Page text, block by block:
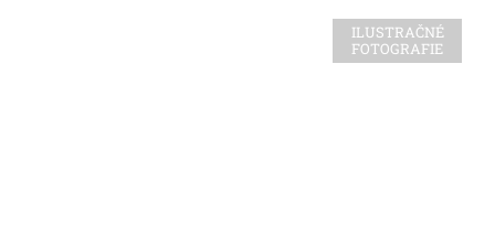
ILUSTRAČNÉ
FOTOGRAFIE